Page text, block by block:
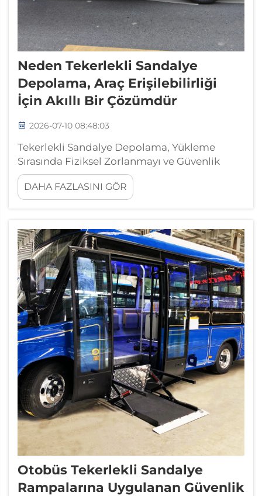
Neden Tekerlekli Sandalye
Depolama, Araç Erişilebilirliği
İçin Akıllı Bir Çözümdür
2026-07-10 08:48:03
Tekerlekli Sandalye Depolama, Yükleme
Sırasında Fiziksel Zorlanmayı ve Güvenlik
Risklerini Ortadan Kaldırır Araçlarda Manuel
Tekerlekli Sandalye Taşımaya İlişkin
Ergonomik Yük Manuel olarak bir tekerlekli
tekrarlayan, yüksek riskli biyomekanik yükler
oluşturur...
DAHA FAZLASINI GÖR
Otobüs Tekerlekli Sandalye
Rampalarına Uygulanan Güvenlik